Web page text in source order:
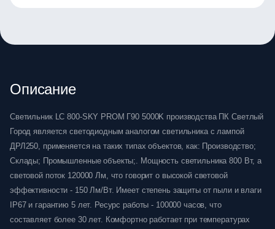
Описание
Светильник LC 800-SKY PROM Г90 5000K производства ПК Светлый
Город является светодиодным аналогом светильника с лампой
ДРЛ250, применяется на таких типах объектов, как: Производство;
Склады; Промышленные объекты;. Мощность светильника 800 Вт, а
световой поток 120000 Лм, что говорит о высокой световой
эффективности - 150 Лм/Вт. Имеет степень защиты от пыли и влаги
IP67 и гарантию 5 лет. Ресурс работы - 100000 часов, что
составляет более 30 лет. Комфортно работает при температурах